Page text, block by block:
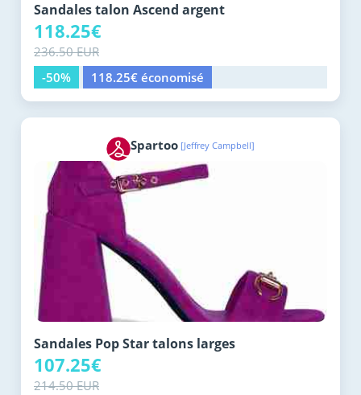
Sandales talon Ascend argent
118.25€
236.50 EUR
-50%
118.25€ économisé
Spartoo [Jeffrey Campbell]
Sandales Pop Star talons larges
107.25€
214.50 EUR